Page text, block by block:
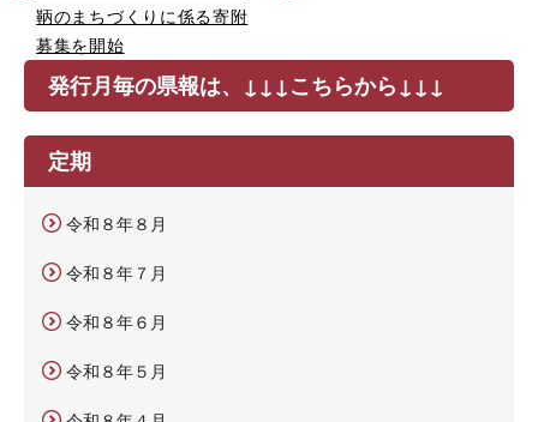
鞆のまちづくりに係る寄附
募集を開始
発行月毎の県報は、↓↓↓こちらから↓↓↓
定期
令和８年８月
令和８年７月
令和８年６月
令和８年５月